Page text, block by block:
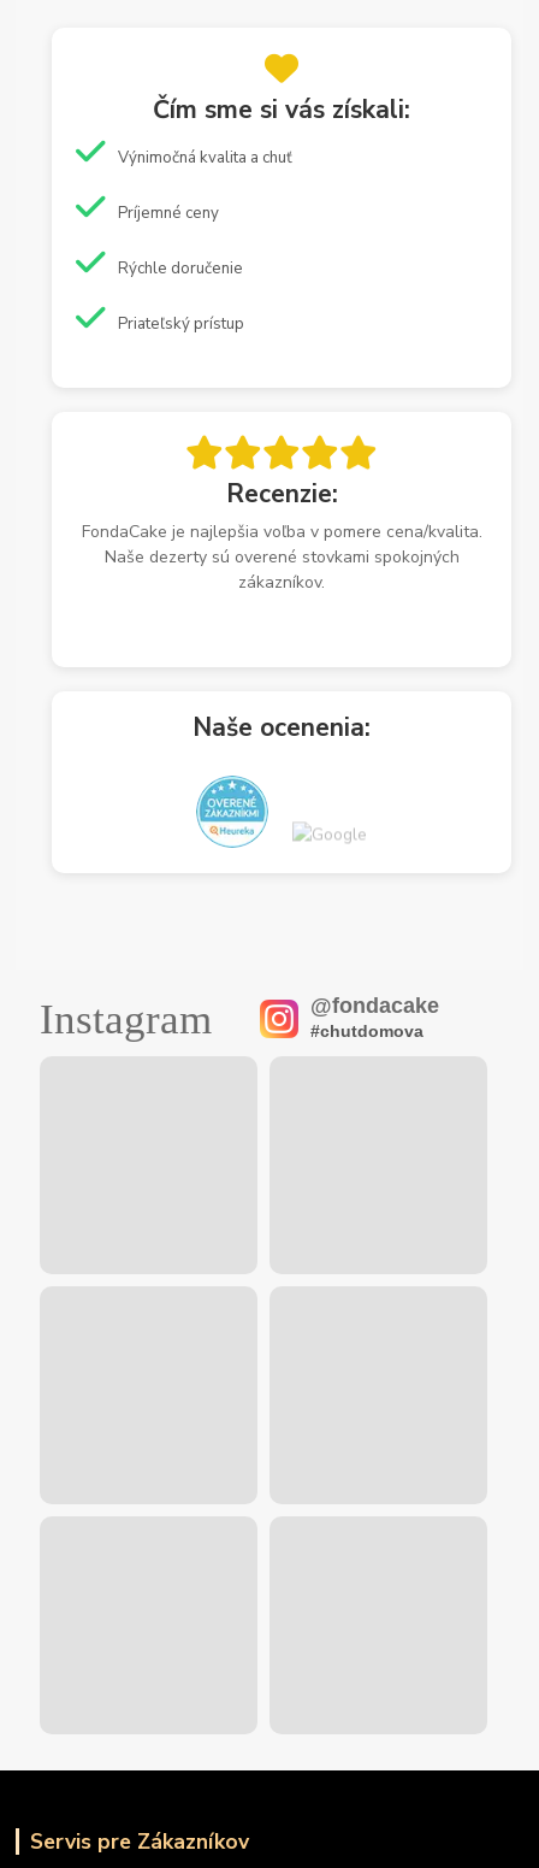
Čím sme si vás získali:
Výnimočná kvalita a chuť
Príjemné ceny
Rýchle doručenie
Priateľský prístup
Recenzie:
FondaCake je najlepšia voľba v pomere cena/kvalita.
Naše dezerty sú overené stovkami spokojných
zákazníkov.
Naše ocenenia:
Instagram @fondacake
#chutdomova
Servis pre Zákazníkov